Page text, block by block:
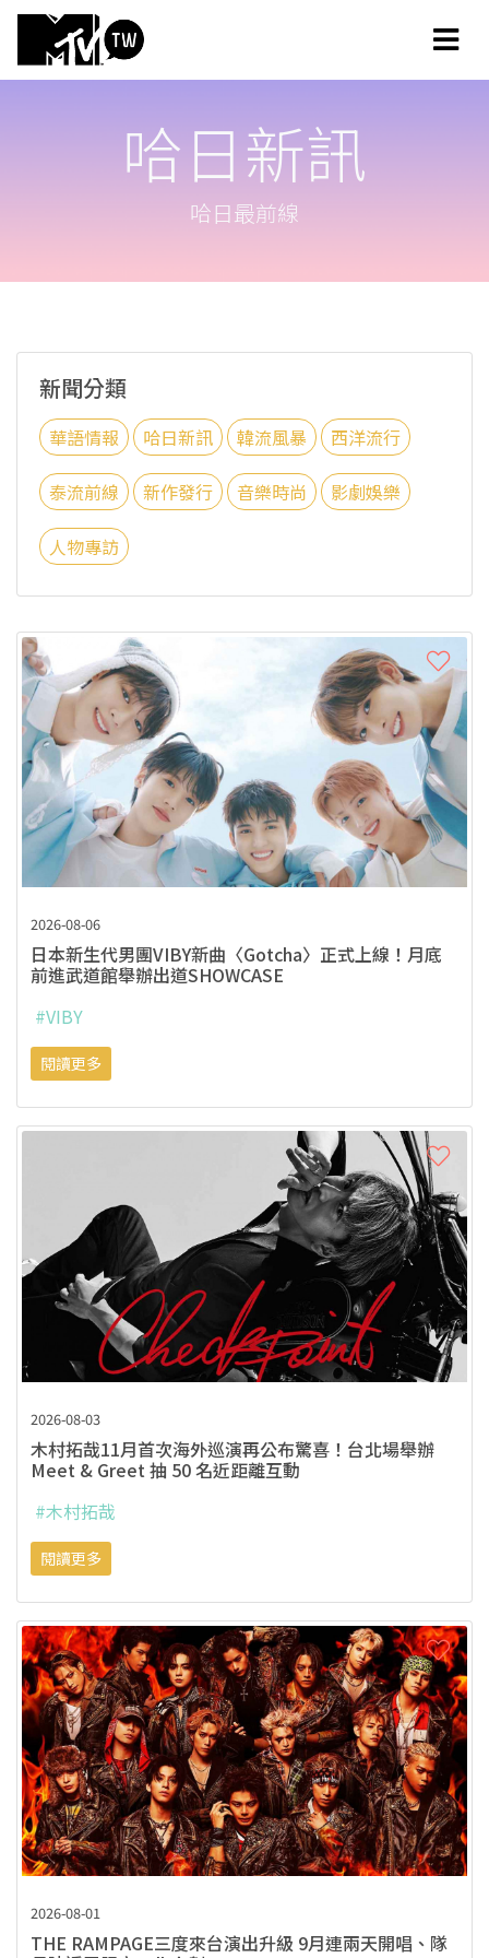
哈日新訊
哈日最前線
新聞分類
華語情報 哈日新訊 韓流風暴 西洋流行
泰流前線 新作發行 音樂時尚 影劇娛樂
人物專訪
2026-08-06
日本新生代男團VIBY新曲〈Gotcha〉正式上線！月底
前進武道館舉辦出道SHOWCASE
#VIBY
閱讀更多
2026-08-03
木村拓哉11月首次海外巡演再公布驚喜！台北場舉辦
Meet & Greet 抽 50 名近距離互動
#木村拓哉
閱讀更多
2026-08-01
THE RAMPAGE三度來台演出升級 9月連兩天開唱、隊